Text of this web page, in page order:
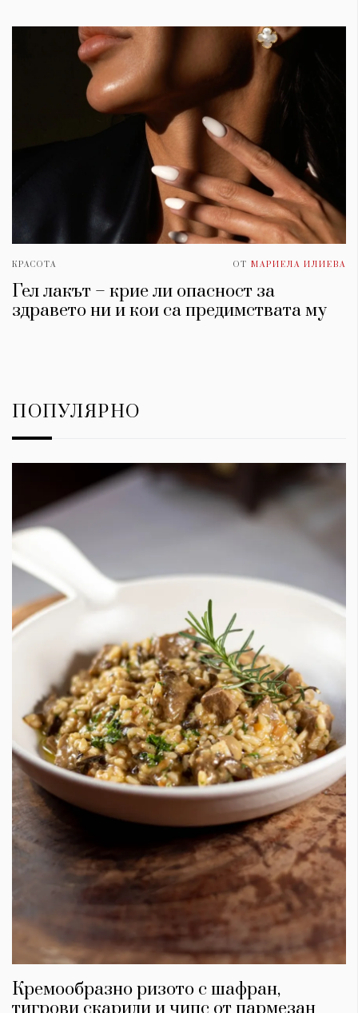
КРАСОТА ОТ МАРИЕЛА ИЛИЕВА
Гел лакът – крие ли опасност за
здравето ни и кои са предимствата му
ПОПУЛЯРНО
Кремообразно ризото с шафран,